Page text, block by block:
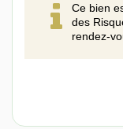
Ce bien
des
rendez-